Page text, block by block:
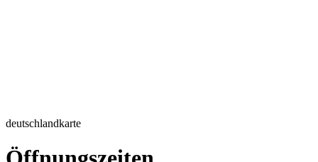
deutschlandkarte